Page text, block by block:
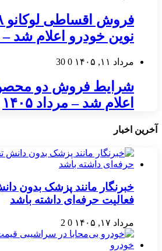
نوین خودرو اعلام شد –
مرداد ۱۱, ۱۴۰۵ 0
30
شرایط فروش دو
اعلام شد – مرداد ۱۴۰۵
آخرین اخبار
خبرنگار مانند پزشک بدون
فعالیت حرفه‌ای داشته باشد
مرداد ۱۷, ۱۴۰۵ 0
2